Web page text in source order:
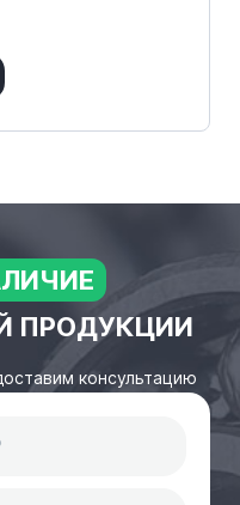
ПРОДУКЦИИ
консультацию